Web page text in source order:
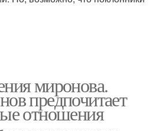
миронова.
предпочитает
отношения